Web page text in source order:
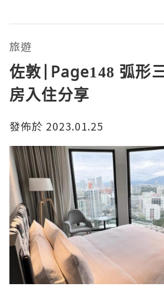
到品牌嘅魅力之處！我最鍾意🤍
可以透過分
旅遊
佐敦|Page148 弧形
房入住分享
發佈於 2023.01.25